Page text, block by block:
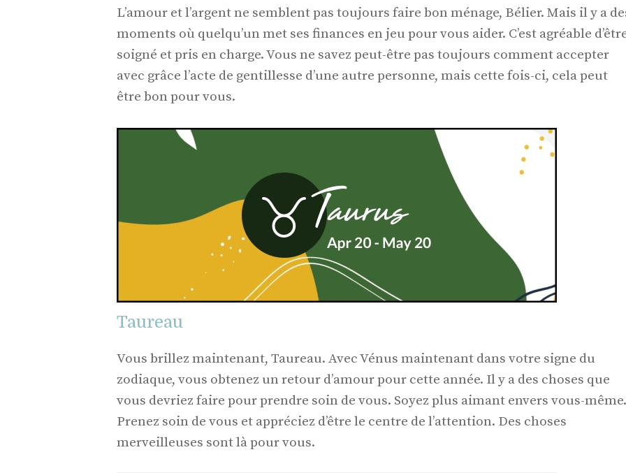
L’amour et l’argent ne semblent pas toujours faire bon ménage, Bélier. Mais il y a
moments où quelqu’un met ses finances en jeu pour vous aider. C’est agréable
soigné et pris en charge. Vous ne savez peut-être pas toujours comment accepter
avec grâce l’acte de gentillesse d’une autre personne, mais cette fois-ci, cela peut
être bon pour vous.
Taureau
Vous brillez maintenant, Taureau. Avec Vénus maintenant dans votre signe du
zodiaque, vous obtenez un retour d’amour pour cette année. Il y a des choses que
vous devriez faire pour prendre soin de vous. Soyez plus aimant envers vous-même.
Prenez soin de vous et appréciez d’être le centre de l’attention. Des choses
merveilleuses sont là pour vous.